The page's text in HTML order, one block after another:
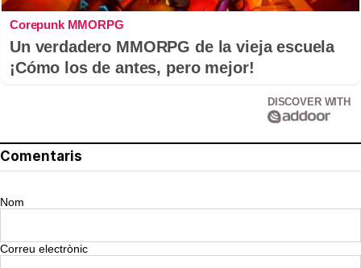
Corepunk MMORPG
Un verdadero MMORPG de la vieja escuela
¡Cómo los de antes, pero mejor!
DISCOVER WITH
Comentaris
Nom
Correu electrònic